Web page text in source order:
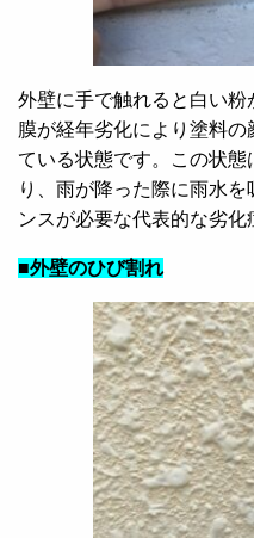
外壁に手で触れると白い
膜が経年劣化により塗料
ている状態です。この状
り、雨が降った際に雨水
ンスが必要な代表的な劣化
■外壁のひび割れ